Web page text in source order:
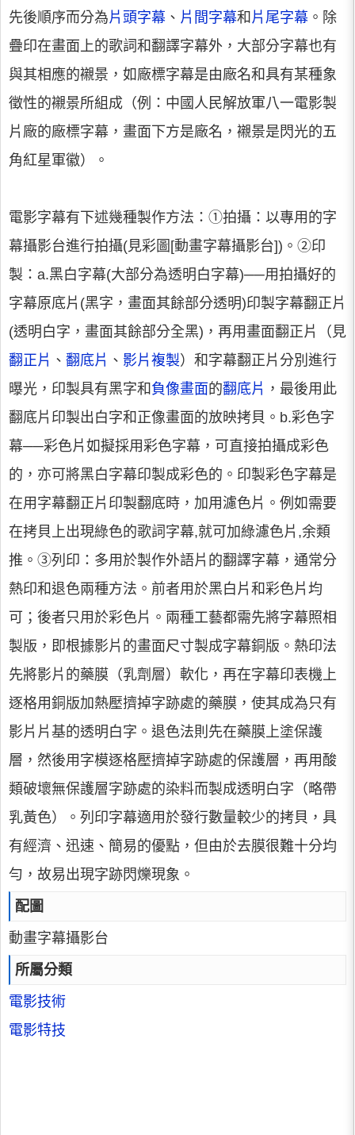
先後順序而分為片頭字幕 、 片間字幕和 片尾字幕 。除
疊印在畫面上的歌詞和翻譯字幕外，大部分字幕也有
與其相應的襯景，如廠標字幕是由廠名和具有某種象
徵性的襯景所組成（例：中國人民解放軍八一電影製
片廠的廠標字幕，畫面下方是廠名，襯景是閃光的五
角紅星軍徽）。
電影字幕有下述幾種製作方法：①拍攝：以專用的字
幕攝影台進行拍攝(見彩圖[動畫字幕攝影台])。②印
製：a.黑白字幕(大部分為透明白字幕)──用拍攝好的
字幕原底片(黑字，畫面其餘部分透明)印製字幕翻正片
(透明白字，畫面其餘部分全黑)，再用畫面翻正片（見
翻正片 、 翻底片 、 影片複製）和字幕翻正片分別進行
曝光，印製具有黑字和 負像畫面的翻底片 ，最後用此
翻底片印製出白字和正像畫面的放映拷貝。b.彩色字
幕──彩色片如擬採用彩色字幕，可直接拍攝成彩色
的，亦可將黑白字幕印製成彩色的。印製彩色字幕是
在用字幕翻正片印製翻底時，加用濾色片。例如需要
在拷貝上出現綠色的歌詞字幕,就可加綠濾色片,余類
推。③列印：多用於製作外語片的翻譯字幕，通常分
熱印和退色兩種方法。前者用於黑白片和彩色片均
可；後者只用於彩色片。兩種工藝都需先將字幕照相
製版，即根據影片的畫面尺寸製成字幕銅版。熱印法
先將影片的藥膜（乳劑層）軟化，再在字幕印表機上
逐格用銅版加熱壓擠掉字跡處的藥膜，使其成為只有
影片片基的透明白字。退色法則先在藥膜上塗保護
層，然後用字模逐格壓擠掉字跡處的保護層，再用酸
類破壞無保護層字跡處的染料而製成透明白字（略帶
乳黃色）。列印字幕適用於發行數量較少的拷貝，具
有經濟、迅速、簡易的優點，但由於去膜很難十分均
勻，故易出現字跡閃爍現象。
配圖
動畫字幕攝影台
所屬分類
電影技術
電影特技